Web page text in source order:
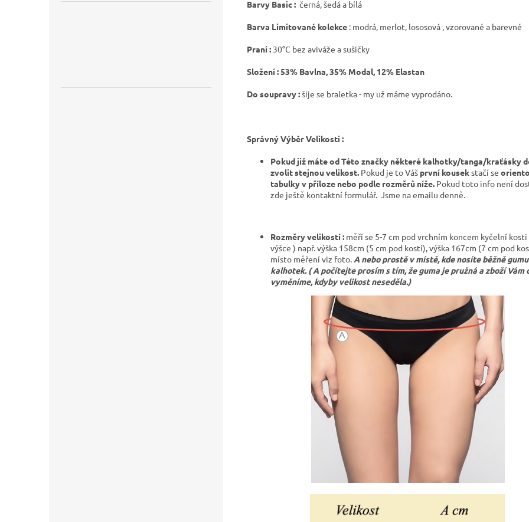
Barvy Basic : černá, šedá a bílá
Barva Limitované kolekce : modrá, merlot, lososová , vzorované a barevné
Praní : 30°C bez aviváže a sušičky
Složení :53% Bavlna, 35% Modal, 12% Elastan
Do soupravy :šije se braletka - my už máme vyprodáno.
Správný Výběr Velikosti :
Pokud již máte od Této značky některé kalhotky/tanga/kraťásky
zvolit stejnou velikost. Pokud je to Váš první kousekstačí se
tabulky v příloze nebo podle rozměrů níže. Pokud toto info není
zde ještě kontaktní formulář. Jsme na emailu denně.
Rozměry velikostí : měří se 5-7 cm pod vrchním koncem kyčelní kosti
výšce ) např. výška 158cm (5 cm pod kostí), výška 167cm (7 cm pod
místo měření viz foto. A nebo prostě v místě, kde nosíte běžně
kalhotek. ( A počítejte prosím s tím, že guma je pružná a zboží Vám
vyměníme, kdyby velikost neseděla.)